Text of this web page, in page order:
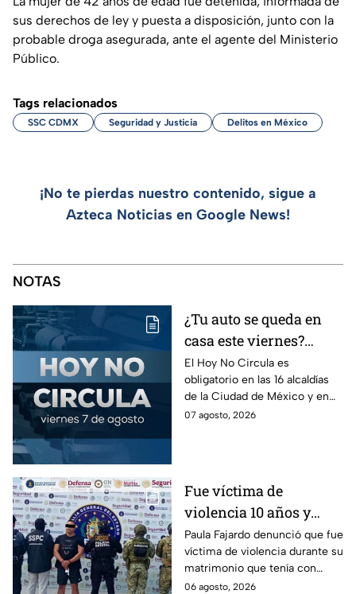
sus derechos de ley y puesta a disposición, junto con la
probable droga asegurada, ante el agente del Ministerio
Público.
Tags relacionados
SSC CDMX Seguridad y Justicia Delitos en México
¡No te pierdas nuestro contenido, sigue a
Azteca Noticias en Google News!
NOTAS
¿Tu auto se queda en
casa este viernes?
Revisa el Hoy No
Circula de este 7 de
agosto
El Hoy No Circula es
obligatorio en las 16 alcaldías
de la Ciudad de México y en
los municipios conurbados del
07 agosto, 2026
Fue víctima de
violencia 10 años y
hasta ahora detienen al
presunto agresor: el
caso de Paula Fajardo
Paula Fajardo denunció que fue
víctima de violencia durante su
matrimonio que tenía con
Jorge Francisco “N”, quien fue
06 agosto, 2026